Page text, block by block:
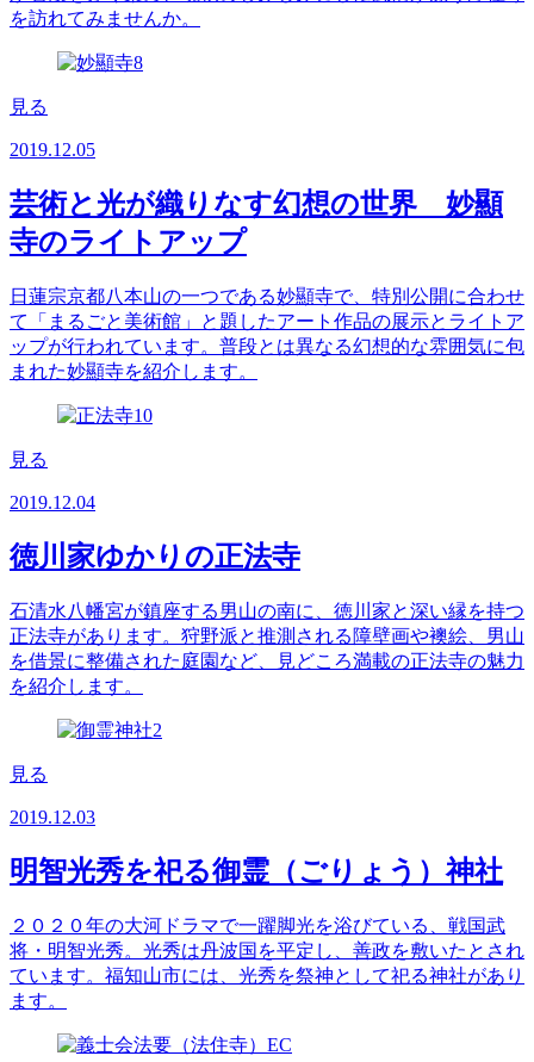
を訪れてみませんか。
見る
2019.12.05
芸術と光が織りなす幻想の世界 妙顯
寺のライトアップ
日蓮宗京都八本山の一つである妙顯寺で、特別公開に合わせ
て「まるごと美術館」と題したアート作品の展示とライトア
ップが行われています。普段とは異なる幻想的な雰囲気に包
まれた妙顯寺を紹介します。
見る
2019.12.04
徳川家ゆかりの正法寺
石清水八幡宮が鎮座する男山の南に、徳川家と深い縁を持つ
正法寺があります。狩野派と推測される障壁画や襖絵、男山
を借景に整備された庭園など、見どころ満載の正法寺の魅力
を紹介します。
見る
2019.12.03
明智光秀を祀る御霊（ごりょう）神社
２０２０年の大河ドラマで一躍脚光を浴びている、戦国武
将・明智光秀。光秀は丹波国を平定し、善政を敷いたとされ
ています。福知山市には、光秀を祭神として祀る神社があり
ます。